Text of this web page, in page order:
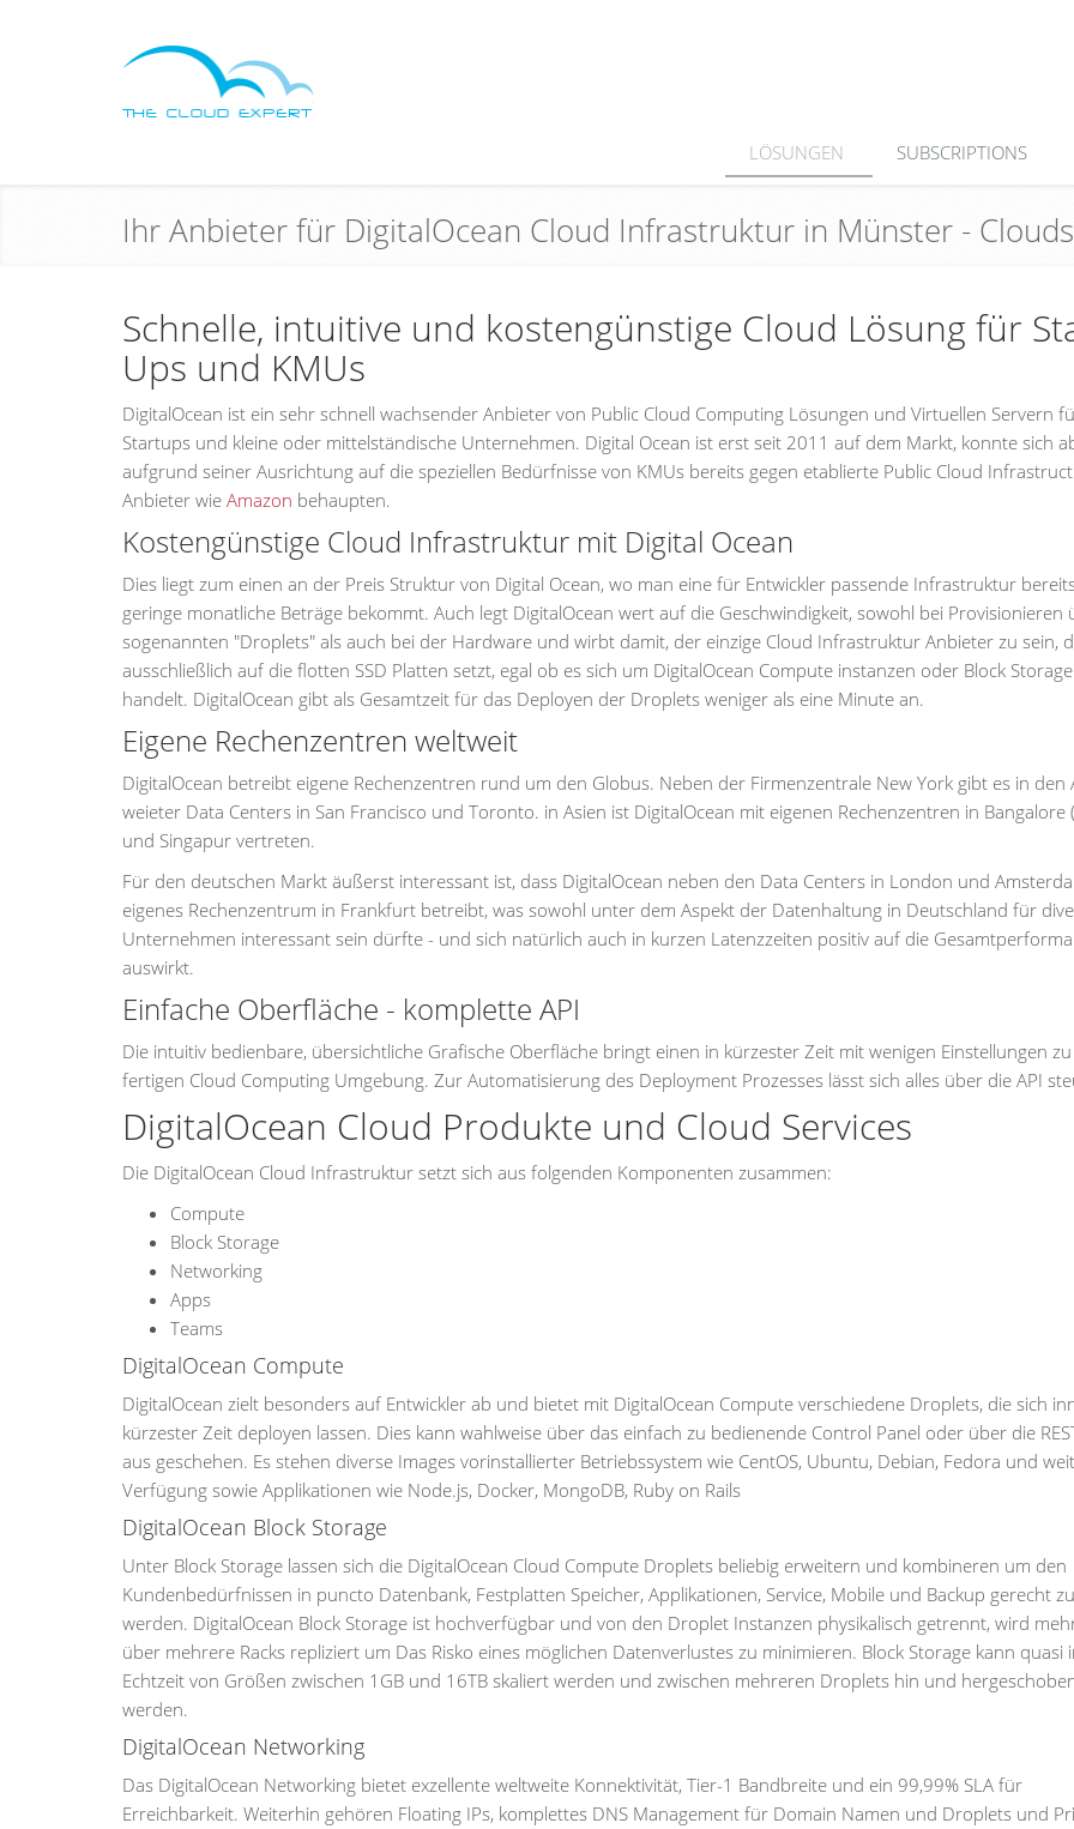
LÖSUNGEN SUBSCRIPTIONS
Ihr Anbieter für DigitalOcean Cloud Infrastruktur in Münster -
Schnelle, intuitive und kostengünstige Cloud Lösung für
Ups und KMUs
DigitalOcean ist ein sehr schnell wachsender Anbieter von Public Cloud Computing Lösungen und Virtuellen Servern
Startups und kleine oder mittelständische Unternehmen. Digital Ocean ist erst seit 2011 auf dem Markt, konnte sich
aufgrund seiner Ausrichtung auf die speziellen Bedürfnisse von KMUs bereits gegen etablierte Public Cloud
Anbieter wie Amazon behaupten.
Kostengünstige Cloud Infrastruktur mit Digital Ocean
Dies liegt zum einen an der Preis Struktur von Digital Ocean, wo man eine für Entwickler passende Infrastruktur
geringe monatliche Beträge bekommt. Auch legt DigitalOcean wert auf die Geschwindigkeit, sowohl bei Provisionieren
sogenannten "Droplets" als auch bei der Hardware und wirbt damit, der einzige Cloud Infrastruktur Anbieter zu sein,
ausschließlich auf die flotten SSD Platten setzt, egal ob es sich um DigitalOcean Compute instanzen oder Block Storage
handelt. DigitalOcean gibt als Gesamtzeit für das Deployen der Droplets weniger als eine Minute an.
Eigene Rechenzentren weltweit
DigitalOcean betreibt eigene Rechenzentren rund um den Globus. Neben der Firmenzentrale New York gibt es in den
weieter Data Centers in San Francisco und Toronto. in Asien ist DigitalOcean mit eigenen Rechenzentren in Bangalore
und Singapur vertreten.
Für den deutschen Markt äußerst interessant ist, dass DigitalOcean neben den Data Centers in London und
eigenes Rechenzentrum in Frankfurt betreibt, was sowohl unter dem Aspekt der Datenhaltung in Deutschland für
Unternehmen interessant sein dürfte - und sich natürlich auch in kurzen Latenzzeiten positiv auf die
auswirkt.
Einfache Oberfläche - komplette API
Die intuitiv bedienbare, übersichtliche Grafische Oberfläche bringt einen in kürzester Zeit mit wenigen Einstellungen
fertigen Cloud Computing Umgebung. Zur Automatisierung des Deployment Prozesses lässt sich alles über die API
DigitalOcean Cloud Produkte und Cloud Services
Die DigitalOcean Cloud Infrastruktur setzt sich aus folgenden Komponenten zusammen:
Compute
Block Storage
Networking
Apps
Teams
DigitalOcean Compute
DigitalOcean zielt besonders auf Entwickler ab und bietet mit DigitalOcean Compute verschiedene Droplets, die sich
kürzester Zeit deployen lassen. Dies kann wahlweise über das einfach zu bedienende Control Panel oder über die
aus geschehen. Es stehen diverse Images vorinstallierter Betriebssystem wie CentOS, Ubuntu, Debian, Fedora und
Verfügung sowie Applikationen wie Node.js, Docker, MongoDB, Ruby on Rails
DigitalOcean Block Storage
Unter Block Storage lassen sich die DigitalOcean Cloud Compute Droplets beliebig erweitern und kombineren um den
Kundenbedürfnissen in puncto Datenbank, Festplatten Speicher, Applikationen, Service, Mobile und Backup gerecht zu
werden. DigitalOcean Block Storage ist hochverfügbar und von den Droplet Instanzen physikalisch getrennt, wird
über mehrere Racks repliziert um Das Risko eines möglichen Datenverlustes zu minimieren. Block Storage kann quasi
Echtzeit von Größen zwischen 1GB und 16TB skaliert werden und zwischen mehreren Droplets hin und
werden.
DigitalOcean Networking
Das DigitalOcean Networking bietet exzellente weltweite Konnektivität, Tier-1 Bandbreite und ein 99,99% SLA für
Erreichbarkeit. Weiterhin gehören Floating IPs, komplettes DNS Management für Domain Namen und Droplets und